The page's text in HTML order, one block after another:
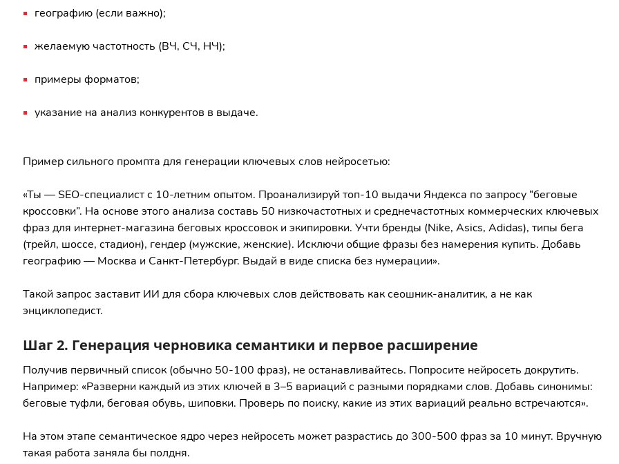
географию (если важно);
желаемую частотность (ВЧ, СЧ, НЧ);
примеры форматов;
указание на анализ конкурентов в выдаче.
Пример сильного промпта для генерации ключевых слов нейросетью:
«Ты — SEO-специалист с 10-летним опытом. Проанализируй топ-10 выдачи Яндекса по запросу “беговые
кроссовки”. На основе этого анализа составь 50 низкочастотных и среднечастотных коммерческих ключевых
фраз для интернет-магазина беговых кроссовок и экипировки. Учти бренды (Nike, Asics, Adidas), типы бега
(трейл, шоссе, стадион), гендер (мужские, женские). Исключи общие фразы без намерения купить. Добавь
географию — Москва и Санкт-Петербург. Выдай в виде списка без нумерации».
Такой запрос заставит ИИ для сбора ключевых слов действовать как сеошник-аналитик, а не как
энциклопедист.
Шаг 2. Генерация черновика семантики и первое расширение
Получив первичный список (обычно 50-100 фраз), не останавливайтесь. Попросите нейросеть докрутить.
Например: «Разверни каждый из этих ключей в 3–5 вариаций с разными порядками слов. Добавь синонимы:
беговые туфли, беговая обувь, шиповки. Проверь по поиску, какие из этих вариаций реально встречаются».
На этом этапе семантическое ядро через нейросеть может разрастись до 300-500 фраз за 10 минут. Вручную
такая работа заняла бы полдня.